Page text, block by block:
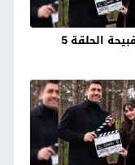
مسلسل القبيحة الحلقة 5